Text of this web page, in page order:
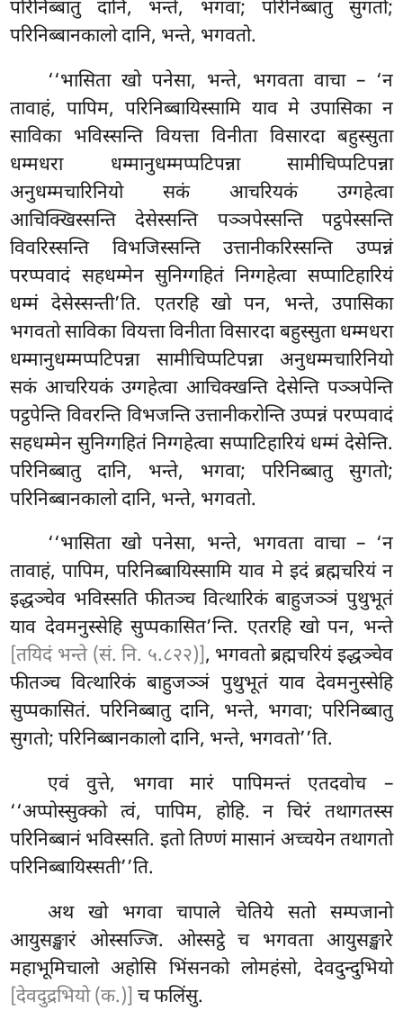
परिनिब्बातु दानि, भन्ते, भगवा; परिनिब्बातु सुगतो;
परिनिब्बानकालो दानि, भन्ते, भगवतो.
‘‘भासिता खो पनेसा, भन्ते, भगवता वाचा – ‘न
तावाहं, पापिम, परिनिब्बायिस्सामि याव मे उपासिका न
साविका भविस्सन्ति वियत्ता विनीता विसारदा बहुस्सुता
धम्मधरा धम्मानुधम्मप्पटिपन्ना सामीचिप्पटिपन्ना
अनुधम्मचारिनियो सकं आचरियकं उग्गहेत्वा
आचिक्खिस्सन्ति देसेस्सन्ति पञ्ञपेस्सन्ति पट्ठपेस्सन्ति
विवरिस्सन्ति विभजिस्सन्ति उत्तानीकरिस्सन्ति उप्पन्नं
परप्पवादं सहधम्मेन सुनिग्गहितं निग्गहेत्वा सप्पाटिहारियं
धम्मं देसेस्सन्ती’ति. एतरहि खो पन, भन्ते, उपासिका
भगवतो साविका वियत्ता विनीता विसारदा बहुस्सुता धम्मधरा
धम्मानुधम्मप्पटिपन्ना सामीचिप्पटिपन्ना अनुधम्मचारिनियो
सकं आचरियकं उग्गहेत्वा आचिक्खन्ति देसेन्ति पञ्ञपेन्ति
पट्ठपेन्ति विवरन्ति विभजन्ति उत्तानीकरोन्ति उप्पन्नं परप्पवादं
सहधम्मेन सुनिग्गहितं निग्गहेत्वा सप्पाटिहारियं धम्मं देसेन्ति.
परिनिब्बातु दानि, भन्ते, भगवा; परिनिब्बातु सुगतो;
परिनिब्बानकालो दानि, भन्ते, भगवतो.
‘‘भासिता खो पनेसा, भन्ते, भगवता वाचा – ‘न
तावाहं, पापिम, परिनिब्बायिस्सामि याव मे इदं ब्रह्मचरियं न
इद्धञ्चेव भविस्सति फीतञ्च वित्थारिकं बाहुजञ्ञं पुथुभूतं
याव देवमनुस्सेहि सुप्पकासित’न्ति. एतरहि खो पन, भन्ते
[तयिदं भन्ते (सं. नि. ५.८२२)], भगवतो ब्रह्मचरियं इद्धञ्चेव
फीतञ्च वित्थारिकं बाहुजञ्ञं पुथुभूतं याव देवमनुस्सेहि
सुप्पकासितं. परिनिब्बातु दानि, भन्ते, भगवा; परिनिब्बातु
सुगतो; परिनिब्बानकालो दानि, भन्ते, भगवतो’’ति.
एवं वुत्ते, भगवा मारं पापिमन्तं एतदवोच –
‘‘अप्पोस्सुक्को त्वं, पापिम, होहि. न चिरं तथागतस्स
परिनिब्बानं भविस्सति. इतो तिण्णं मासानं अच्चयेन तथागतो
परिनिब्बायिस्सती’’ति.
अथ खो भगवा चापाले चेतिये सतो सम्पजानो
आयुसङ्खारं ओस्सज्जि. ओस्सट्ठे च भगवता आयुसङ्खारे
महाभूमिचालो अहोसि भिंसनको लोमहंसो, देवदुन्दुभियो
[देवदुद्रभियो (क.)] च फलिंसु.